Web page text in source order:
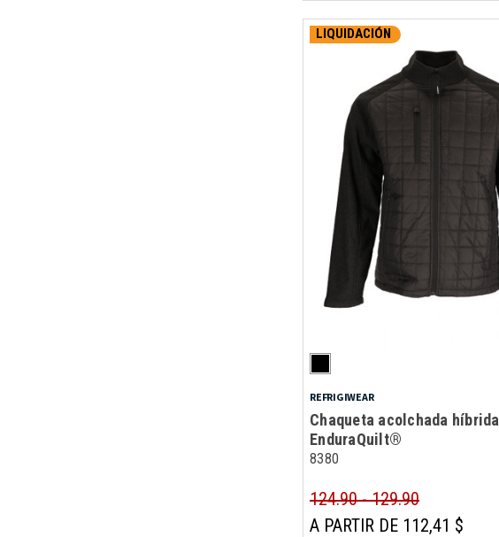
LIQUIDACIÓN
REFRIGIWEAR
Chaqueta acolchada híbrida
EnduraQuilt®
8380
124.90 - 129.90
A PARTIR DE 112,41 $